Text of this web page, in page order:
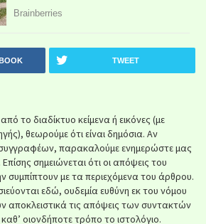
TWEET
το διαδίκτυο κείμενα ή εικόνες (με
θεωρούμε ότι είναι δημόσια. Αν
παρακαλούμε ενημερώστε μας
σημειώνεται ότι οι απόψεις του
συμπίπτουν με τα περιεχόμενα του άρθρου.
εδώ, ουδεμία ευθύνη εκ του νόμου
αποκλειστικά τις απόψεις των συντακτών
οιονδήποτε τρόπο το ιστολόγιο.